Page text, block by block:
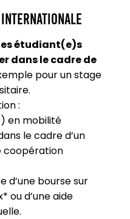
étudiant(e)s
dans le cadre de
pour un stage
:
en mobilité
le cadre d’un
coopération
d’une bourse sur
ou d’une aide